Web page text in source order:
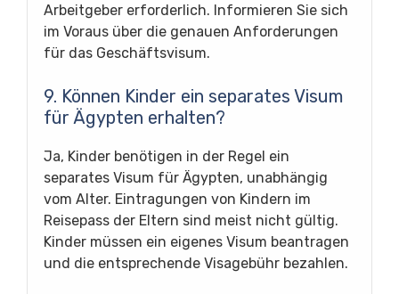
Arbeitgeber erforderlich. Informieren Sie sich
im Voraus über die genauen Anforderungen
für das Geschäftsvisum.
9. Können Kinder ein separates Visum
für Ägypten erhalten?
Ja, Kinder benötigen in der Regel ein
separates Visum für Ägypten, unabhängig
vom Alter. Eintragungen von Kindern im
Reisepass der Eltern sind meist nicht gültig.
Kinder müssen ein eigenes Visum beantragen
und die entsprechende Visagebühr bezahlen.